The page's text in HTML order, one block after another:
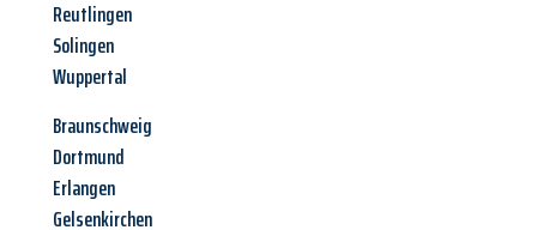
Reutlingen
Solingen
Wuppertal
Braunschweig
Dortmund
Erlangen
Gelsenkirchen